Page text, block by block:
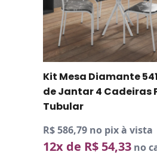
Kit Mesa Diamante
de Jantar 4 Cadeiras
Tubular
R$ 586,79 no pix à vista
12x de R$ 54,33 no